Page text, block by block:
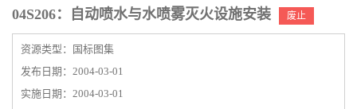
04S206：自动喷水与水喷雾灭火设施安装 废止
资源类型：国标图集
发布日期：2004-03-01
实施日期：2004-03-01